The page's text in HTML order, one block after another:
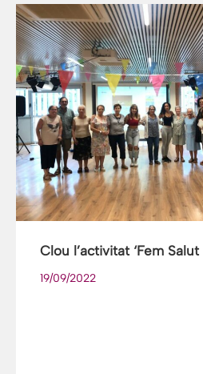
Clou l’activitat ‘Fem Salut
19/09/2022